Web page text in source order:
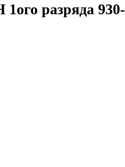
разряда 930-
soft.Digital